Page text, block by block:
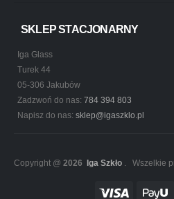
SKLEP STACJONARNY
Iga Glass
Turek 44
05-306 Jakubów
Zadzwoń do nas: 784 394 803
Napisz do nas: sklep@igaszklo.pl
Copyright @ 2026 Iga Szkło . Wszelkie